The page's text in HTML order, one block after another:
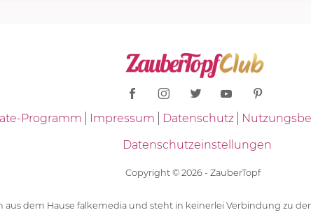
Programm Impressum Datenschutz
Datenschutzeinstellungen
Copyright © 2026 - ZauberTopf
aus dem Hause falkemedia und steht in keinerlei Verbindung zu